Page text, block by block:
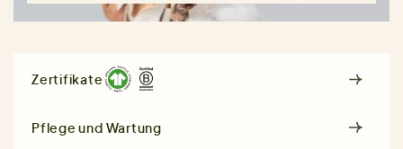
Zertifikate
Pflege und Wartung